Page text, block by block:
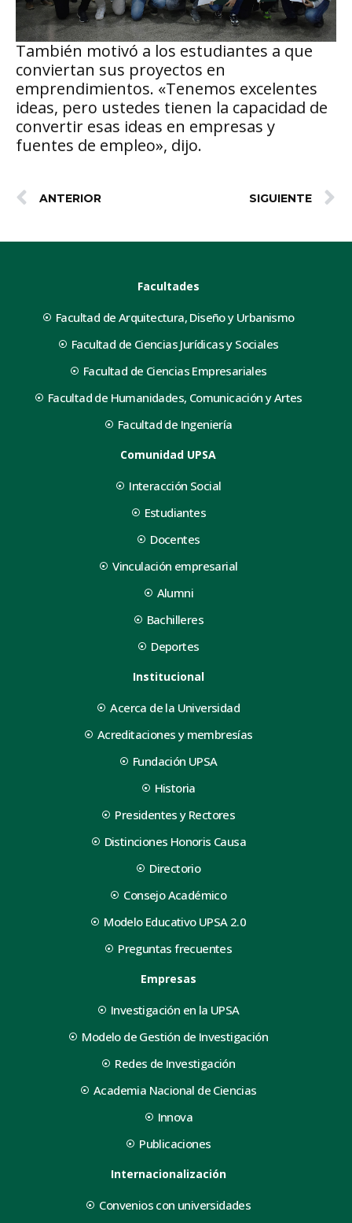
También motivó a los estudiantes a que
conviertan sus proyectos en
emprendimientos. «Tenemos excelentes
ideas, pero ustedes tienen la capacidad de
convertir esas ideas en empresas y
fuentes de empleo», dijo.
ANTERIOR SIGUIENTE
Facultades
Facultad de Arquitectura, Diseño y Urbanismo
Facultad de Ciencias Jurídicas y Sociales
Facultad de Ciencias Empresariales
Facultad de Humanidades, Comunicación y Artes
Facultad de Ingeniería
Comunidad UPSA
Interacción Social
Estudiantes
Docentes
Vinculación empresarial
Alumni
Bachilleres
Deportes
Institucional
Acerca de la Universidad
Acreditaciones y membresías
Fundación UPSA
Historia
Presidentes y Rectores
Distinciones Honoris Causa
Directorio
Consejo Académico
Modelo Educativo UPSA 2.0
Preguntas frecuentes
Empresas
Investigación en la UPSA
Modelo de Gestión de Investigación
Redes de Investigación
Academia Nacional de Ciencias
Innova
Publicaciones
Internacionalización
Convenios con universidades